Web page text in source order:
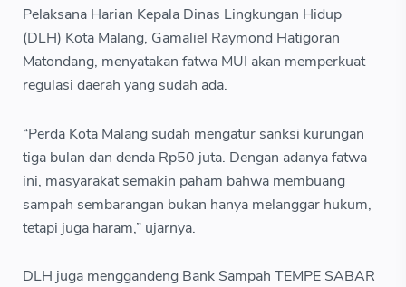
Pelaksana Harian Kepala Dinas Lingkungan Hidup
(DLH) Kota Malang, Gamaliel Raymond Hatigoran
Matondang, menyatakan fatwa MUI akan memperkuat
regulasi daerah yang sudah ada.
“Perda Kota Malang sudah mengatur sanksi kurungan
tiga bulan dan denda Rp50 juta. Dengan adanya fatwa
ini, masyarakat semakin paham bahwa membuang
sampah sembarangan bukan hanya melanggar hukum,
tetapi juga haram,” ujarnya.
DLH juga menggandeng Bank Sampah TEMPE SABAR